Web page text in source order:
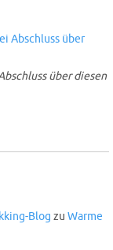
über diesen
Blog zu Warme